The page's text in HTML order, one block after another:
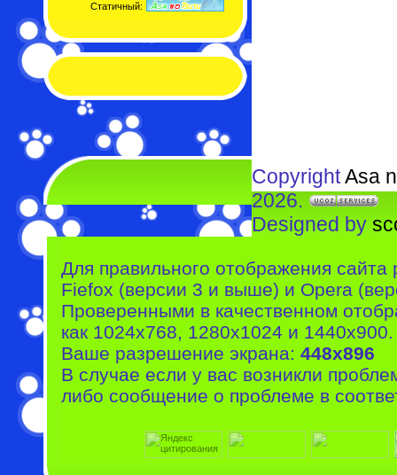
Статичный:
CopyrightAsa
2026.
Designed by
Для правильного отображения
Fiefox (версии 3 и выше) и Opera
Проверенными в качественном
как 1024x768, 1280x1024 и 1440x900.
Ваше разрешение экрана: 448x896
В случае если у вас возникли
либо сообщение о проблеме в